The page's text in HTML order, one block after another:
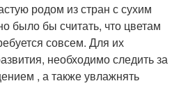
родом из стран с сухим
было бы считать, что цветам
совсем. Для их
необходимо следить за
, а также увлажнять